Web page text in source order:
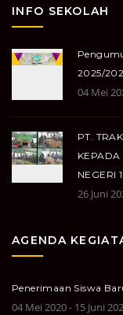
INFO SEKOLAH
2025/
04 Mei
PT.
KEPADA
NEGERI
26 Juni
AGENDA
Penerimaan Siswa
04 Mei 2020 - 15 Juni